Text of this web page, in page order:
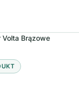
Volta Brązowe